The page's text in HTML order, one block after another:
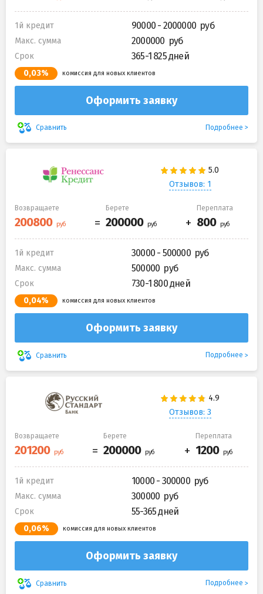
1й кредит 90000 - 2000000
Макс. сумма 2000000
Срок 365-1 825 дней
0,03% комиссия для новых клиентов
Оформить заявку
Сравнить Подробнее
Отзывов: 1
Возвращаете Берете Переплата
1й кредит 30000 - 500000
Макс. сумма 500000
Срок 730-1 800 дней
0,04% комиссия для новых клиентов
Оформить заявку
Сравнить Подробнее
Отзывов: 3
Возвращаете Берете Переплата
1й кредит 10000 - 300000
Макс. сумма 300000
Срок 55-365 дней
0,06% комиссия для новых клиентов
Оформить заявку
Сравнить Подробнее